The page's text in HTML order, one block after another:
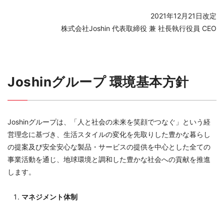
2021年12月21日改定
株式会社Joshin 代表取締役 兼 社長執行役員 CEO
Joshinグループ 環境基本方針
Joshinグループは、「人と社会の未来を笑顔でつなぐ」という経
営理念に基づき、生活スタイルの変化を先取りした豊かな暮らし
の提案及び安全安心な製品・サービスの提供を中心とした全ての
事業活動を通じ、地球環境と調和した豊かな社会への貢献を推進
します。
マネジメント体制